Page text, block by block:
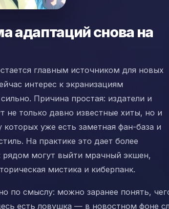
адаптаций снова на
главным источником для новых
интерес к экранизациям
Причина простая: издатели и
не только давно известные хиты, но и
которых уже есть заметная фан-база и
На практике это дает более
рядом могут выйти мрачный экшен,
мистика и киберпанк.
по смыслу: можно заранее понять,
есть ловушка — в новостном фоне